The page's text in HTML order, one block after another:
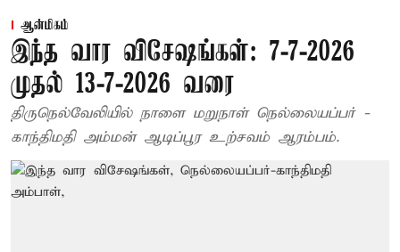
ஆன்மிகம்
இந்த வார விசேஷங்கள்: 7-7-2026
முதல் 13-7-2026 வரை
திருநெல்வேலியில் நாளை மறுநாள் நெல்லையப்பர் -
காந்திமதி அம்மன் ஆடிப்பூர உற்சவம் ஆரம்பம்.